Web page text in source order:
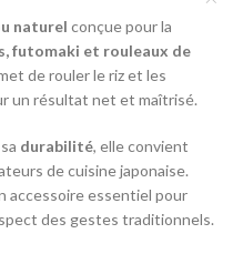
naturel conçue pour la
futomaki et rouleaux de
de rouler le riz et les
un résultat net et maîtrisé.
durabilité, elle convient
de cuisine japonaise.
accessoire essentiel pour
des gestes traditionnels.